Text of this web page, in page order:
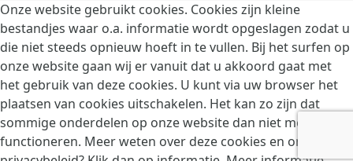
Onze website gebruikt cookies. Cookies zijn kleine
bestandjes waar o.a. informatie wordt opgeslagen zodat u
die niet steeds opnieuw hoeft in te vullen. Bij het surfen op
onze website gaan wij er vanuit dat u akkoord gaat met
het gebruik van deze cookies. U kunt via uw browser het
plaatsen van cookies uitschakelen. Het kan zo zijn dat
sommige onderdelen op onze website dan niet meer goed
functioneren. Meer weten over deze cookies en ons